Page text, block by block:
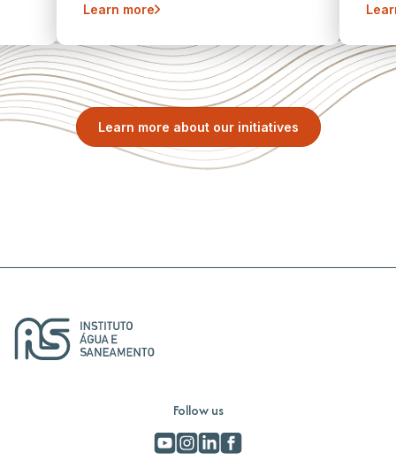
Learn more
Learn more about our initiatives
Follow us